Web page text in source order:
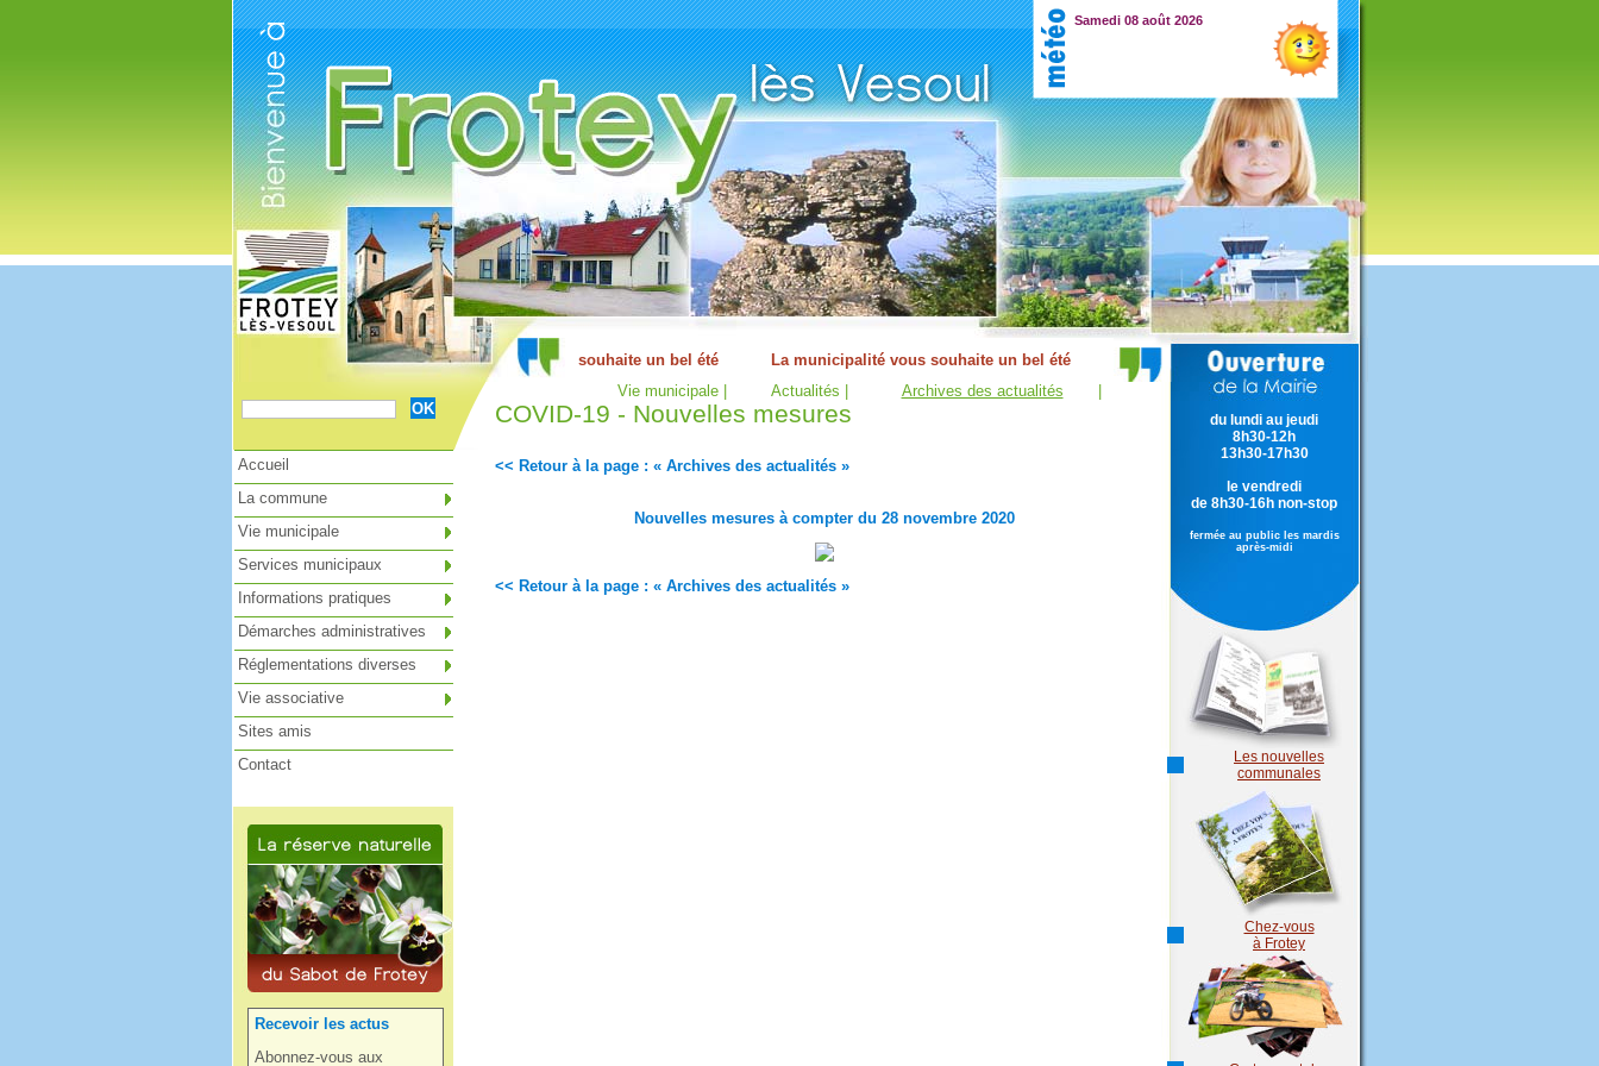
Samedi 08 août 2026
Recevoir les actus
Abonnez-vous aux
Vie municipale | Actualités | Archives des actualités
COVID-19 - Nouvelles mesures
<< Retour à la page : « Archives des actualités »
Nouvelles mesures à compter du 28 novembre 2020
<< Retour à la page : « Archives des actualités »
du lundi au jeudi
8h30-12h
13h30-17h30
le vendredi
de 8h30-16h non-stop
fermée au public les mardis
après-midi
Les nouvelles
communales
Chez-vous
à Frotey
Accueil
La commune
Vie municipale
Services municipaux
Informations pratiques
Démarches administratives
Réglementations diverses
Vie associative
Sites amis
Contact